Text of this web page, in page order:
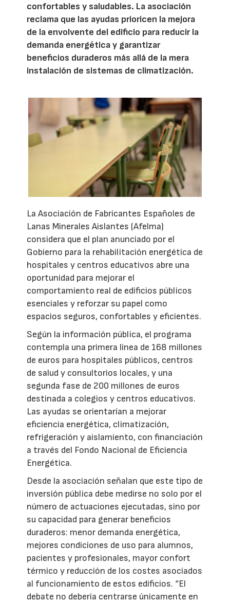
confortables y saludables. La asociación
reclama que las ayudas prioricen la mejora
de la envolvente del edificio para reducir la
demanda energética y garantizar
beneficios duraderos más allá de la mera
instalación de sistemas de climatización.
La Asociación de Fabricantes Españoles de
Lanas Minerales Aislantes (Afelma)
considera que el plan anunciado por el
Gobierno para la rehabilitación energética de
hospitales y centros educativos abre una
oportunidad para mejorar el
comportamiento real de edificios públicos
esenciales y reforzar su papel como
espacios seguros, confortables y eficientes.
Según la información pública, el programa
contempla una primera línea de 168 millones
de euros para hospitales públicos, centros
de salud y consultorios locales, y una
segunda fase de 200 millones de euros
destinada a colegios y centros educativos.
Las ayudas se orientarían a mejorar
eficiencia energética, climatización,
refrigeración y aislamiento, con financiación
a través del Fondo Nacional de Eficiencia
Energética.
Desde la asociación señalan que este tipo de
inversión pública debe medirse no solo por el
número de actuaciones ejecutadas, sino por
su capacidad para generar beneficios
duraderos: menor demanda energética,
mejores condiciones de uso para alumnos,
pacientes y profesionales, mayor confort
térmico y reducción de los costes asociados
al funcionamiento de estos edificios. “El
debate no debería centrarse únicamente en